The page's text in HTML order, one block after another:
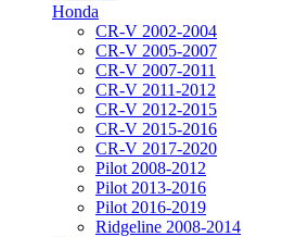
Honda
CR-V 2002-2004
CR-V 2005-2007
CR-V 2007-2011
CR-V 2011-2012
CR-V 2012-2015
CR-V 2015-2016
CR-V 2017-2020
Pilot 2008-2012
Pilot 2013-2016
Pilot 2016-2019
Ridgeline 2008-2014